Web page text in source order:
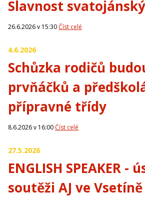
Slavnost
26.6.2026 v 15:30Číst celé
4.6.2026
Schůzka rodičů
prvňáčků a
přípravné třídy
8.6.2026 v 16:00Číst celé
27.5.2026
ENGLISH SPEAKER -
soutěži AJ ve Vsetíně